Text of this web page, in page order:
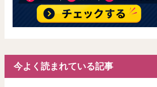
今よく読まれている記事